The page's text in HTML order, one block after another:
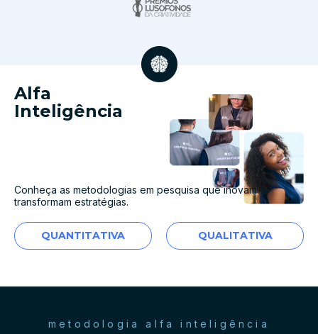
Alfa
Inteligência
Conheça as metodologias em pesquisa que inovam e
transformam estratégias.
QUANTITATIVA QUALITATIVA
metodologia alfa inteligência